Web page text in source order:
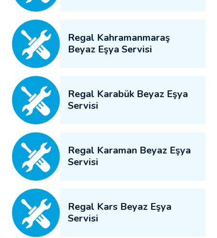
Regal Kahramanmaraş
Beyaz Eşya Servisi
Regal Karabük Beyaz Eşya
Servisi
Regal Karaman Beyaz Eşya
Servisi
Regal Kars Beyaz Eşya
Servisi